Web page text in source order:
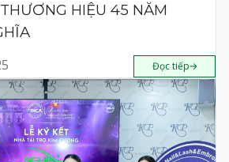
HIỆU 45 NĂM
Đọc tiếp